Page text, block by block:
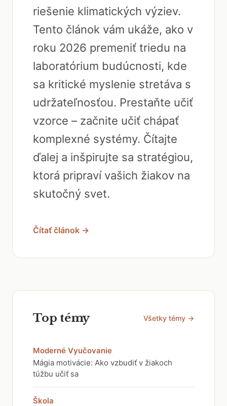
riešenie klimatických výziev.
Tento článok vám ukáže, ako v
roku 2026 premeniť triedu na
laboratórium budúcnosti, kde
sa kritické myslenie stretáva s
udržateľnosťou. Prestaňte učiť
vzorce – začnite učiť chápať
komplexné systémy. Čítajte
ďalej a inšpirujte sa stratégiou,
ktorá pripraví vašich žiakov na
skutočný svet.
Čítať článok →
Top témy Všetky témy →
Moderné Vyučovanie
Mágia motivácie: Ako vzbudiť v žiakoch
túžbu učiť sa
Škola